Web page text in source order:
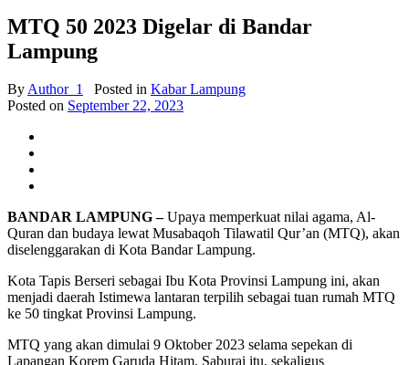
MTQ 50 2023 Digelar di Bandar
Lampung
ByAuthor_1 Posted in Kabar Lampung
Posted on September 22, 2023
BANDAR LAMPUNG –Upaya memperkuat nilai agama, Al-
Quran dan budaya lewat Musabaqoh Tilawatil Qur’an (MTQ), akan
diselenggarakan di Kota Bandar Lampung.
Kota Tapis Berseri sebagai Ibu Kota Provinsi Lampung ini, akan
menjadi daerah Istimewa lantaran terpilih sebagai tuan rumah MTQ
ke 50 tingkat Provinsi Lampung.
MTQ yang akan dimulai 9 Oktober 2023 selama sepekan di
Lapangan Korem Garuda Hitam, Saburai itu, sekaligus